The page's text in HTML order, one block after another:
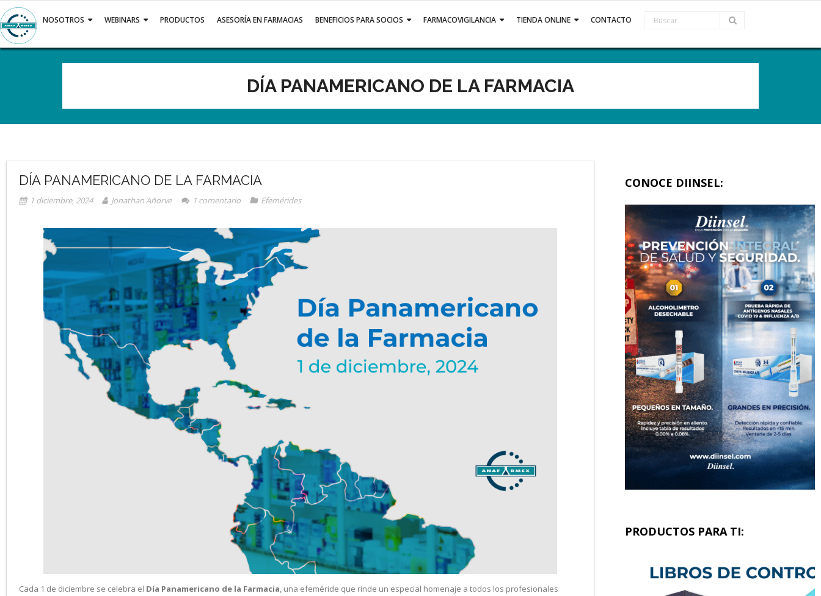
Saltar
al
contenido
NOSOTROS WEBINARS PRODUCTOS ASESORÍA EN FARMACIAS BENEFICIOS PARA SOCIOS FARMACOVIGILANCIA TIENDA ONLINE CONTACTO
DÍA PANAMERICANO DE LA FARMACIA
DÍA PANAMERICANO DE LA FARMACIA
1 diciembre, 2024 Jonathan Añorve 1 comentario Efemérides
Cada 1 de diciembre se celebra el Día Panamericano de la Farmacia, una efeméride que rinde un especial homenaje a todos los profesionales
CONOCE DIINSEL:
PRODUCTOS PARA TI: